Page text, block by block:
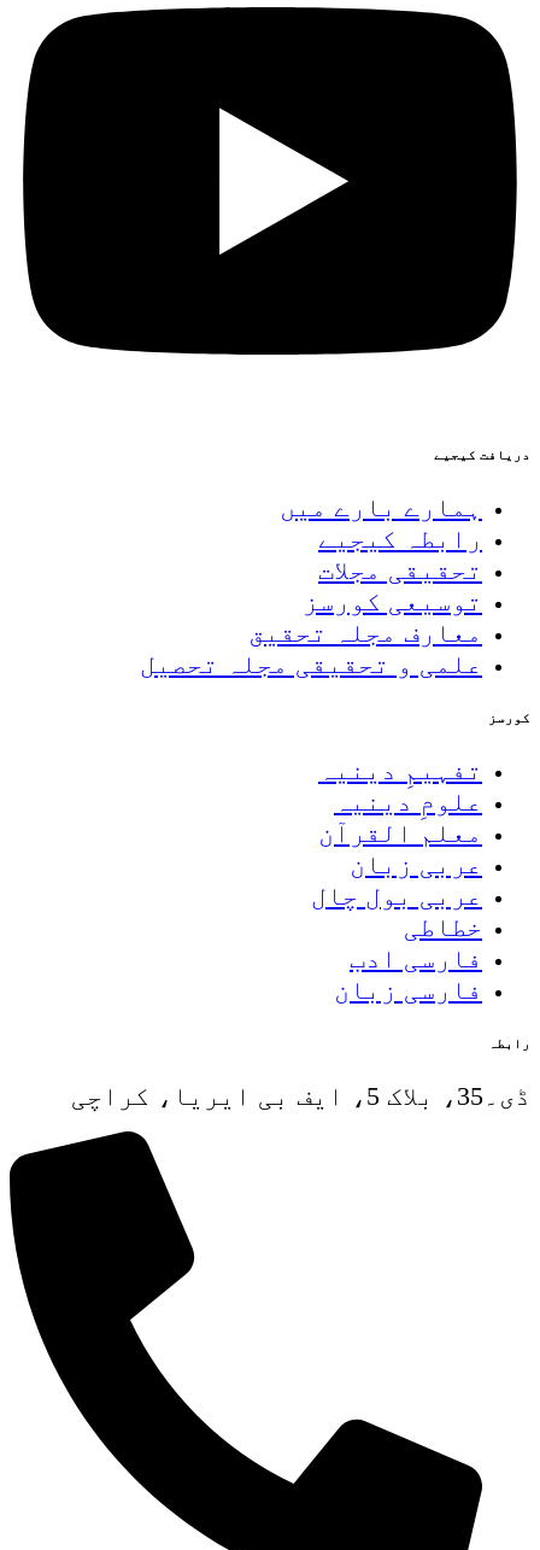
دریافت کیجیے
ہمارے بارے میں
رابطہ کیجیے
تحقیقی مجلات
توسیعی کورسز
معارف مجلہ تحقیق
علمی و تحقیقی مجلہ تحصیل
کورسز
تفہیمِ دینیہ
علومِ دینیہ
معلم القرآن
عربی زبان
عربی بول چال
خطاطی
فارسی ادب
فارسی زبان
رابطہ
ڈی۔35، بلاک 5، ایف بی ایریا، کراچی